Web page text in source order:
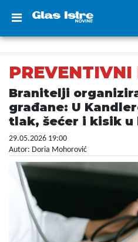
PREVENTIVNI
Branitelji
građane: U
tlak, šećer i kisik u
29.05.2026 19:00
Autor: Doria Mohorović